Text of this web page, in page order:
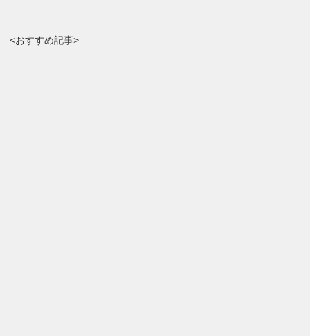
<おすすめ記事>